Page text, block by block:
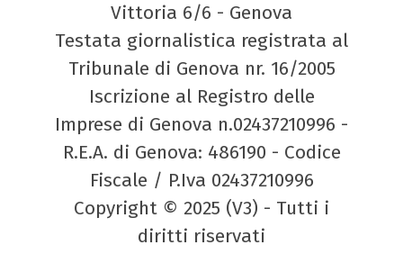
Vittoria 6/6 - Genova
Testata giornalistica registrata al
Tribunale di Genova nr. 16/2005
Iscrizione al Registro delle
Imprese di Genova n.02437210996 -
R.E.A. di Genova: 486190 - Codice
Fiscale / P.Iva 02437210996
Copyright © 2025 (V3) - Tutti i
diritti riservati